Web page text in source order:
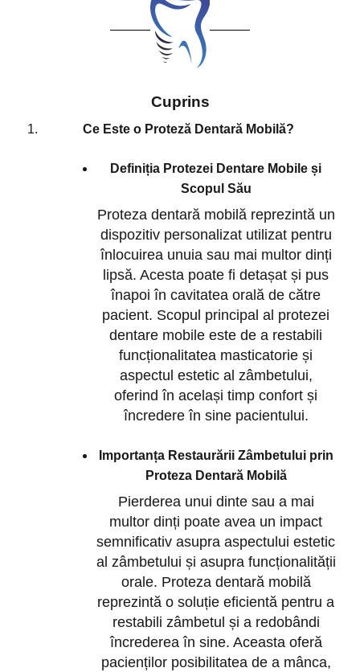
Cuprins
Ce Este o Proteză Dentară Mobilă?
Definiția Protezei Dentare Mobile și
Scopul Său
Proteza dentară mobilă reprezintă un
dispozitiv personalizat utilizat pentru
înlocuirea unuia sau mai multor dinți
lipsă. Acesta poate fi detașat și pus
înapoi în cavitatea orală de către
pacient. Scopul principal al protezei
dentare mobile este de a restabili
funcționalitatea masticatorie și
aspectul estetic al zâmbetului,
oferind în același timp confort și
încredere în sine pacientului.
Importanța Restaurării Zâmbetului prin
Proteza Dentară Mobilă
Pierderea unui dinte sau a mai
multor dinți poate avea un impact
semnificativ asupra aspectului estetic
al zâmbetului și asupra funcționalității
orale. Proteza dentară mobilă
reprezintă o soluție eficientă pentru a
restabili zâmbetul și a redobândi
încrederea în sine. Aceasta oferă
pacienților posibilitatea de a mânca,